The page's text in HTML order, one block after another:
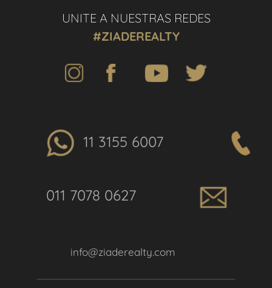
UNITE A NUESTRAS REDES
#ZIADEREALTY
11 3155 6007
011 7078 0627
info@ziaderealty.com